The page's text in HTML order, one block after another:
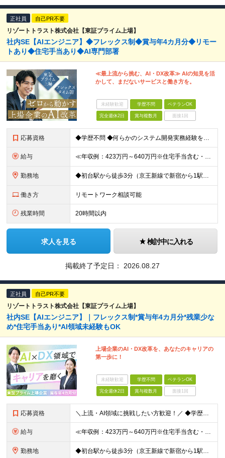
正社員 自己PR不要
リゾートトラスト株式会社【東証プライム上場】
社内SE【AIエンジニア】◆フレックス制◆賞与年4カ月分◆リモー
トあり◆住宅手当あり◆AI専門部署
≪最上流から挑む、AI・DX改革≫ AIの知見を活
かして、まだないサービスと働き方を。
未経験歓迎 学歴不問 ベテランOK
完全週休2日 賞与複数月 面接1回
応募資格 ◆学歴不問 ◆何らかのシステム開発実務経験をお持ちの方 （目安2年以上／開発言語や担当工程は不問です） ※AI分野における開発業務の経験・知見をお持ちの方は歓迎いたします！ ＜このような方をお待ちし
給与 ≪年収例：423万円～640万円※住宅手当含む・残業代除く≫ ◆賞与年4カ月分支給 ※昨年度実績 ◆住宅手当・退職金制度・持株会など各種制度や手当が充実！ 月給24万800円～37万8,050円＋賞
勤務地 ◆初台駅から徒歩3分（京王新線で新宿から1駅！） ◆リモートワーク／フリーアドレス制度あり ◆出張転勤なし 【リゾートトラスト 東京本社】 東京都渋谷区代々木4-36-19 リゾートトラスト東京ビル
働き方 リモートワーク相談可能
残業時間 20時間以内
求人を見る 検討中に入れる
掲載終了予定日： 2026.08.27
正社員 自己PR不要
リゾートトラスト株式会社【東証プライム上場】
社内SE【AIエンジニア】｜フレックス制*賞与年4カ月分*残業少な
め*住宅手当あり*AI領域未経験もOK
上場企業のAI・DX改革を、あなたのキャリアの
第一歩に！
未経験歓迎 学歴不問 ベテランOK
完全週休2日 賞与複数月 面接1回
応募資格 ＼上流・AI領域に挑戦したい方歓迎！／ ◆学歴不問 ◆何らかのシステム開発実務経験をお持ちの方 （目安2年以上／開発言語や担当工程は不問です） ※AI分野における開発業務の経験・知見をお持ちの方は歓
給与 ≪年収例：423万円～640万円※住宅手当含む・残業代除く≫ ◆賞与年4カ月分支給 ※昨年度実績 ◆住宅手当・退職金制度・持株会など各種制度や手当が充実！ 月給24万800円～37万8,050円＋賞
勤務地 ◆初台駅から徒歩3分（京王新線で新宿から1駅！） ◆リモートワーク／フリーアドレス制度あり ◆出張転勤なし 【リゾートトラスト 東京本社】 東京都渋谷区代々木4-36-19 リゾートトラスト東京ビル